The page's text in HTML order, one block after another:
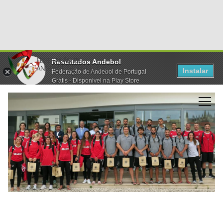
Resultados Andebol
Federação de Andebol de Portugal
Grátis - Disponivel na Play Store
Instalar